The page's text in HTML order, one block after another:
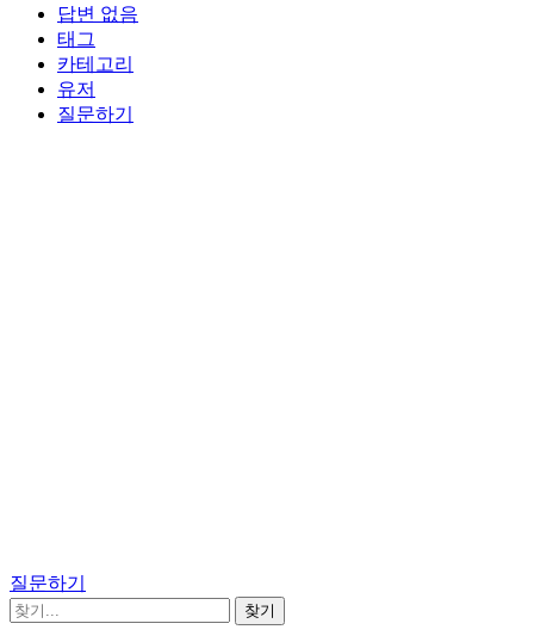
답변 없음
태그
카테고리
유저
질문하기
질문하기